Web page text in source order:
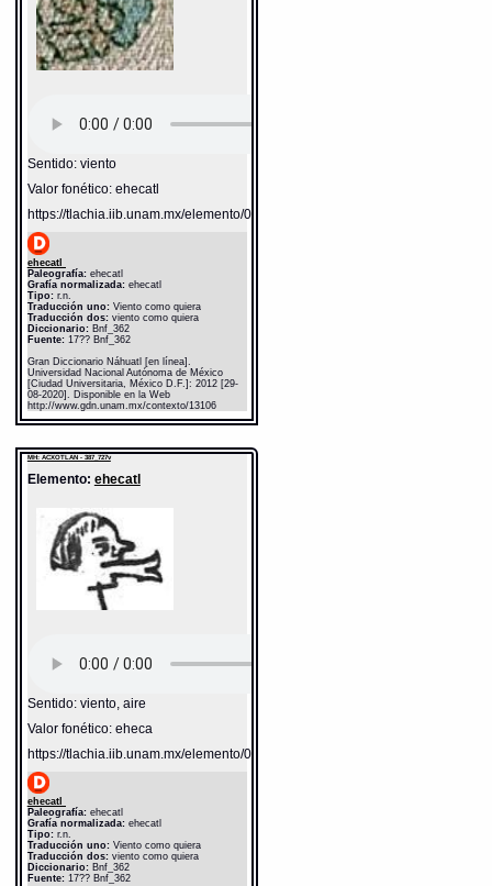
Sentido: viento
Valor fonético: ehecatl
https://tlachia.iib.unam.mx/elemento/04.02.05
ehecatl
Paleografía:ehecatl
Grafía normalizada:ehecatl
Tipo:r.n.
Traducción uno:Viento como quiera
Traducción dos:viento como quiera
Diccionario: Bnf_362
Fuente:17?? Bnf_362
Gran Diccionario Náhuatl [en línea].
Universidad Nacional Autónoma de México
[Ciudad Universitaria, México D.F.]: 2012 [29-
08-2020]. Disponible en la Web
http://www.gdn.unam.mx/contexto/13106
MH: ACXOTLAN - 387_727v
Elemento: ehecatl
Sentido: viento, aire
Valor fonético: eheca
https://tlachia.iib.unam.mx/elemento/04.02.05
ehecatl
Paleografía:ehecatl
Grafía normalizada:ehecatl
Tipo:r.n.
Traducción uno:Viento como quiera
Traducción dos:viento como quiera
Diccionario: Bnf_362
Fuente:17?? Bnf_362